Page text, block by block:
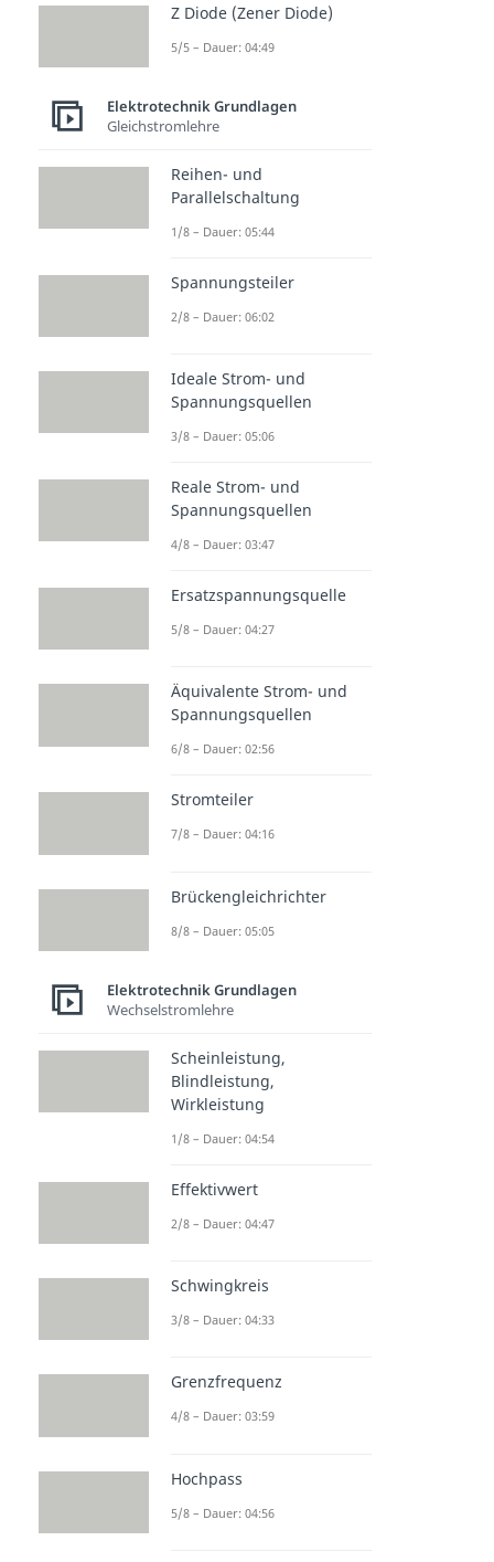
Z Diode (Zener Diode)
5/5 – Dauer: 04:49
Elektrotechnik Grundlagen
Gleichstromlehre
Reihen- und
Parallelschaltung
1/8 – Dauer: 05:44
Spannungsteiler
2/8 – Dauer: 06:02
Ideale Strom- und
Spannungsquellen
3/8 – Dauer: 05:06
Reale Strom- und
Spannungsquellen
4/8 – Dauer: 03:47
Ersatzspannungsquelle
5/8 – Dauer: 04:27
Äquivalente Strom- und
Spannungsquellen
6/8 – Dauer: 02:56
Stromteiler
7/8 – Dauer: 04:16
Brückengleichrichter
8/8 – Dauer: 05:05
Elektrotechnik Grundlagen
Wechselstromlehre
Scheinleistung,
Blindleistung,
Wirkleistung
1/8 – Dauer: 04:54
Effektivwert
2/8 – Dauer: 04:47
Schwingkreis
3/8 – Dauer: 04:33
Grenzfrequenz
4/8 – Dauer: 03:59
Hochpass
5/8 – Dauer: 04:56